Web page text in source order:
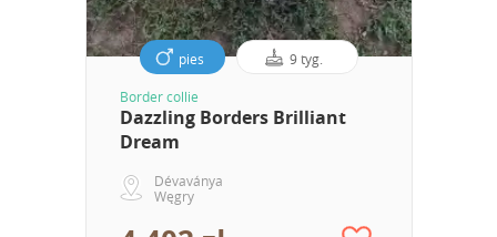
pies 9 tyg.
Border collie
Dazzling Borders Brilliant
Dream
Dévaványa
Węgry